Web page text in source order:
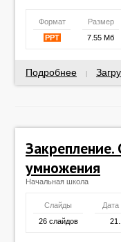
Формат
Размер
PPT
7.55 Мб
Подробнее
умножения
Начальная школа
Слайды
Дата
26 слайдов